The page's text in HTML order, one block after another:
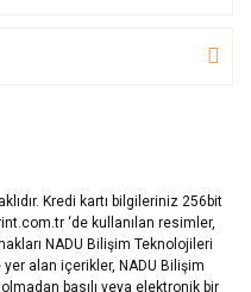
Kredi kartı bilgileriniz 256bit
‘de kullanılan resimler,
NADU Bilişim Teknolojileri
alan içerikler, NADU Bilişim
basılı veya elektronik bir